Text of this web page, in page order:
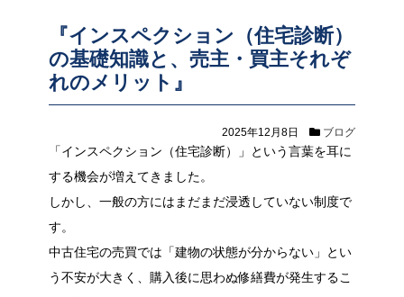
『インスペクション（住宅診断）
の基礎知識と、売主・買主それぞ
れのメリット』
2025年12月8日 ブログ
「インスペクション（住宅診断）」という言葉を耳に
する機会が増えてきました。
しかし、一般の方にはまだまだ浸透していない制度で
す。
中古住宅の売買では「建物の状態が分からない」とい
う不安が大きく、購入後に思わぬ修繕費が発生するこ